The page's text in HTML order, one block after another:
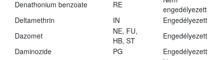
Denathonium benzoate
RE
engedélyezett
Deltamethrin
IN
Engedélyezett
Dazomet
NE, FU,
HB, ST
Engedélyezett
Daminozide
PG
Engedélyezett